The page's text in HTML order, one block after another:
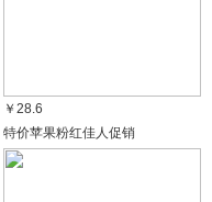
￥28.6
特价苹果粉红佳人促销